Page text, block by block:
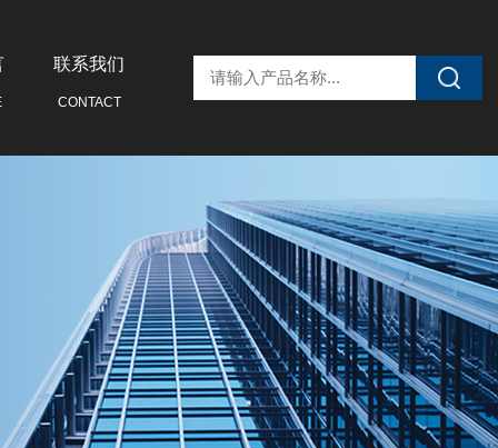
联系我们
CONTACT